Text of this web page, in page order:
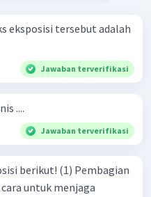
eksposisi tersebut adalah
Jawaban terverifikasi
....
Jawaban terverifikasi
(1) Pembagian
untuk menjaga